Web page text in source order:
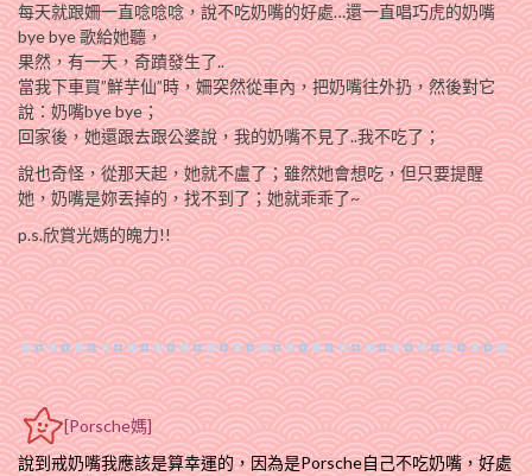
每天就跟姍一直唸唸唸，說不吃奶嘴的好處…還一直唱巧虎的奶嘴
bye bye 歌給她聽，
果然，有一天，奇蹟發生了..
當我下車買”鮮芋仙”時，姍突然從車內，把奶嘴往外扔，然後對它
說：奶嘴bye bye；
回家後，她還跟去跟公婆說，我的奶嘴不見了..我不吃了；
說也奇怪，從那天起，她就不盧了；雖然她會想吃，但只要提醒
她，奶嘴是妳丟掉的，找不到了；她就乖乖了~
p.s.欣賞光媽的魄力!!
[Porsche媽]
說到戒奶嘴我應該是算幸運的，因為是Porsche自己不吃奶嘴，好處